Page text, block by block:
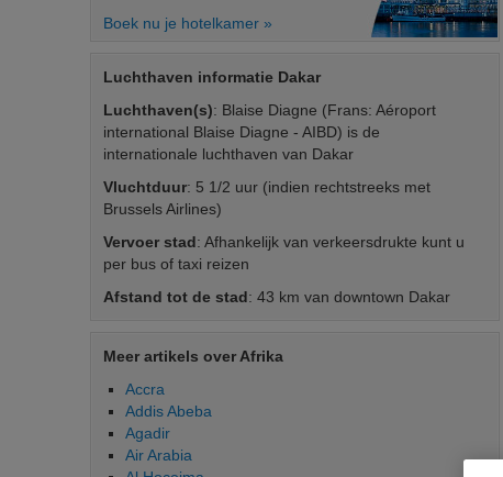
Boek nu je hotelkamer »
Luchthaven informatie Dakar
Luchthaven(s): Blaise Diagne (Frans: Aéroport
international Blaise Diagne - AIBD) is de
internationale luchthaven van Dakar
Vluchtduur: 5 1/2 uur (indien rechtstreeks met
Brussels Airlines)
Vervoer stad: Afhankelijk van verkeersdrukte kunt u
per bus of taxi reizen
Afstand tot de stad: 43 km van downtown Dakar
Meer artikels over Afrika
Accra
Addis Abeba
Agadir
Air Arabia